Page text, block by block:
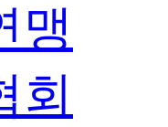
맹
회